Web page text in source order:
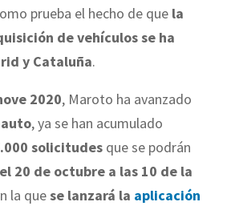
prueba el hecho de que la
de vehículos se ha
y Cataluña.
2020, Maroto ha avanzado
, ya se han acumulado
solicitudes que se podrán
20 de octubre a las 10 de la
la quese lanzará la aplicación